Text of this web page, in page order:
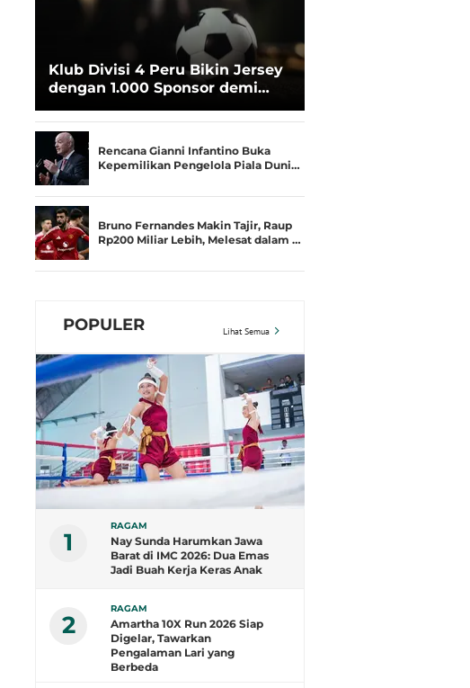
Klub Divisi 4 Peru Bikin Jersey
dengan 1.000 Sponsor demi
Rencana Gianni Infantino Buka
Kepemilikan Pengelola Piala Duni…
Bruno Fernandes Makin Tajir, Raup
Rp200 Miliar Lebih, Melesat dalam …
POPULER Lihat Semua
1
RAGAM
Nay Sunda Harumkan Jawa
Barat di IMC 2026: Dua Emas
Jadi Buah Kerja Keras Anak
2
RAGAM
Amartha 10X Run 2026 Siap
Digelar, Tawarkan
Pengalaman Lari yang
Berbeda